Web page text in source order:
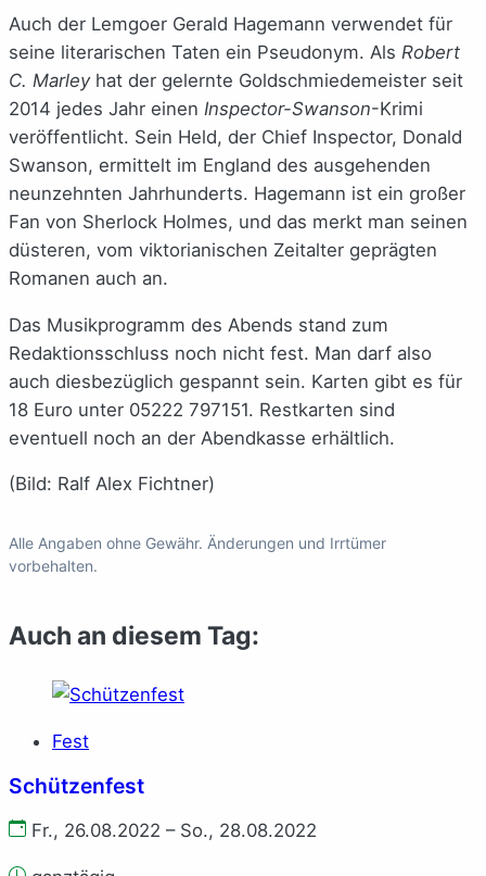
Auch der Lemgoer Gerald Hagemann verwendet für
seine literarischen Taten ein Pseudonym. Als Robert
C. Marleyhat der gelernte Goldschmiedemeister seit
2014 jedes Jahr einen Inspector-Swanson-Krimi
veröffentlicht. Sein Held, der Chief Inspector, Donald
Swanson, ermittelt im England des ausgehenden
neunzehnten Jahrhunderts. Hagemann ist ein großer
Fan von Sherlock Holmes, und das merkt man seinen
düsteren, vom viktorianischen Zeitalter geprägten
Romanen auch an.
Das Musikprogramm des Abends stand zum
Redaktionsschluss noch nicht fest. Man darf also
auch diesbezüglich gespannt sein. Karten gibt es für
18 Euro unter 05222 797151. Restkarten sind
eventuell noch an der Abendkasse erhältlich.
(Bild: Ralf Alex Fichtner)
Alle Angaben ohne Gewähr. Änderungen und Irrtümer
vorbehalten.
Auch an diesem Tag:
Fest
Schützenfest
Fr., 26.08.2022 – So., 28.08.2022